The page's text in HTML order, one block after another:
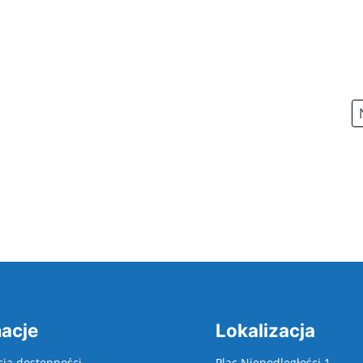
Lokalizacja